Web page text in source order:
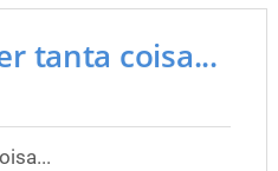
tanta coisa...